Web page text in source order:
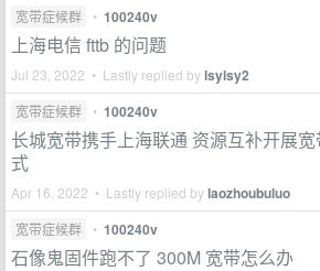
宽带症候群 • 100240v
上海电信 fttb 的问题
Jul 23, 2022 • Lastly replied bylsylsy2
宽带症候群 • 100240v
长城宽带携手上海联通 资源互补开展
式
Apr 16, 2022 • Lastly replied bylaozhoubuluo
宽带症候群 • 100240v
石像鬼固件跑不了 300M 宽带怎么办